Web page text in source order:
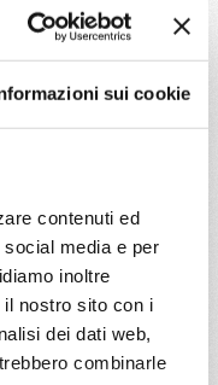
sui cookie
contenuti ed
media e per
inoltre
nostro sito con i
dei dati web,
combinarle
Costa Fascinosa